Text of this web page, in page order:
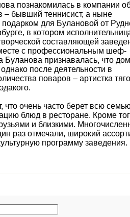
познакомилась в компании
– бывший теннисист, а ныне
для Булановой от
в котором
составляющей
с профессиональным шеф-
Буланова признавалась, что
после деятельности в
поваров – артистка
что очень часто берет всю
блюд в ресторане. Кроме
и близкими.
раз отмечали, широкий
программу заведения.